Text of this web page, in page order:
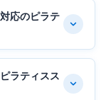
応のピラテ
ラティスス